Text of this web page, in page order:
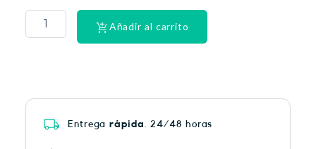
ULTRA
HEAT
PLUS
Añadir al carrito
Entregarápida . 24/48 horas